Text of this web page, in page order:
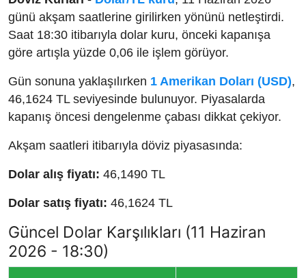
günü akşam saatlerine girilirken yönünü netleştirdi.
Saat 18:30 itibarıyla dolar kuru, önceki kapanışa
göre artışla yüzde 0,06 ile işlem görüyor.
Gün sonuna yaklaşılırken 1 Amerikan Doları (USD),
46,1624 TL seviyesinde bulunuyor. Piyasalarda
kapanış öncesi dengelenme çabası dikkat çekiyor.
Akşam saatleri itibarıyla döviz piyasasında:
Dolar alış fiyatı: 46,1490 TL
Dolar satış fiyatı: 46,1624 TL
Güncel Dolar Karşılıkları (11 Haziran
2026 - 18:30)